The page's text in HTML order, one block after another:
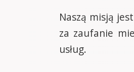
Naszą misją
za zaufanie
usług.